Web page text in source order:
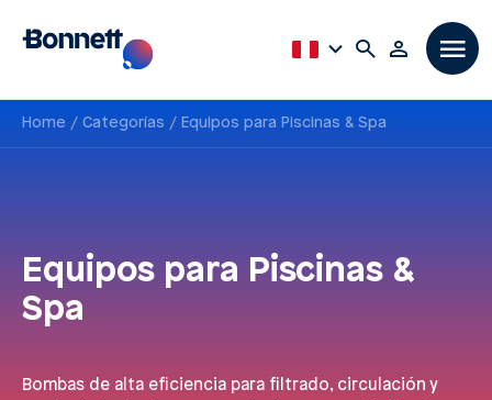
Home Categorías Equipos para Piscinas & Spa
Equipos para Piscinas &
Spa
Bombas de alta eficiencia para filtrado, circulación y